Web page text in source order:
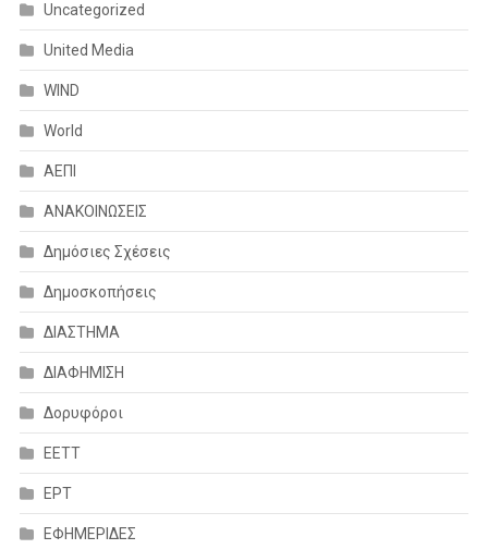
Uncategorized
United Media
WIND
World
ΑΕΠΙ
ΑΝΑΚΟΙΝΩΣΕΙΣ
Δημόσιες Σχέσεις
Δημοσκοπήσεις
ΔΙΑΣΤΗΜΑ
ΔΙΑΦΗΜΙΣΗ
Δορυφόροι
ΕΕΤΤ
ΕΡΤ
ΕΦΗΜΕΡΙΔΕΣ